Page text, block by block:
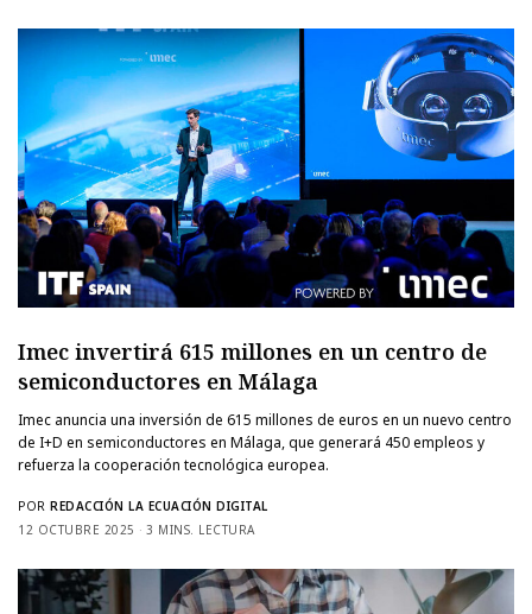
Imec invertirá 615 millones en un centro de
semiconductores en Málaga
Imec anuncia una inversión de 615 millones de euros en un nuevo centro
de I+D en semiconductores en Málaga, que generará 450 empleos y
refuerza la cooperación tecnológica europea.
POR REDACCIÓN LA ECUACIÓN DIGITAL
12 OCTUBRE 2025
3 MINS. LECTURA